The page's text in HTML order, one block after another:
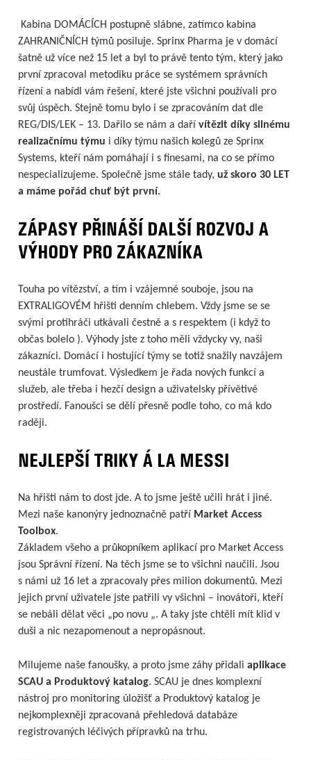
Kabina DOMÁCÍCH postupně slábne, zatímco kabina
ZAHRANIČNÍCH týmů posiluje. Sprinx Pharma je v domácí
šatně už více než 15 let a byl to právě tento tým, který jako
první zpracoval metodiku práce se systémem správních
řízení a nabídl vám řešení, které jste všichni používali pro
svůj úspěch. Stejně tomu bylo i se zpracováním dat dle
REG/DIS/LEK – 13. Dařilo se nám a daří vítězit díky silnému
realizačnímu týmu i díky týmu našich kolegů ze Sprinx
Systems, kteří nám pomáhají i s finesami, na co se přímo
nespecializujeme. Společně jsme stále tady, už skoro 30 LET
a máme pořád chuť být první.
ZÁPASY PŘINÁŠÍ DALŠÍ ROZVOJ A
VÝHODY PRO ZÁKAZNÍKA
Touha po vítězství, a tím i vzájemné souboje, jsou na
EXTRALIGOVÉM hřišti denním chlebem. Vždy jsme se se
svými protihráči utkávali čestně a s respektem (i když to
občas bolelo ). Výhody jste z toho měli vždycky vy, naši
zákazníci. Domácí i hostující týmy se totiž snažily navzájem
neustále trumfovat. Výsledkem je řada nových funkcí a
služeb, ale třeba i hezčí design a uživatelsky přívětivé
prostředí. Fanoušci se dělí přesně podle toho, co má kdo
raději.
NEJLEPŠÍ TRIKY Á LA MESSI
Na hřišti nám to dost jde. A to jsme ještě učili hrát i jiné.
Mezi naše kanonýry jednoznačně patří Market Access
Toolbox.
Základem všeho a průkopníkem aplikací pro Market Access
jsou Správní řízení. Na těch jsme se to všichni naučili. Jsou
s námi už 16 let a zpracovaly přes milion dokumentů. Mezi
jejich první uživatele jste patřili vy všichni – inovátoři, kteří
se nebáli dělat věci „po novu „. A taky jste chtěli mít klid v
duši a nic nezapomenout a nepropásnout.
Milujeme naše fanoušky, a proto jsme záhy přidali aplikace
SCAU a Produktový katalog. SCAU je dnes komplexní
nástroj pro monitoring úložišť a Produktový katalog je
nejkomplexněji zpracovaná přehledová databáze
registrovaných léčivých přípravků na trhu.